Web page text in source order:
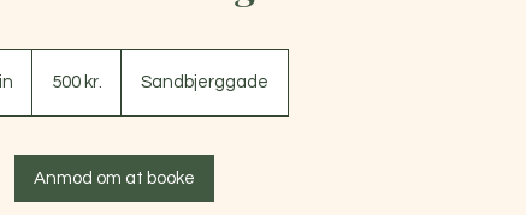
kroner500 kr. Sandbjerggade
Anmod om at booke